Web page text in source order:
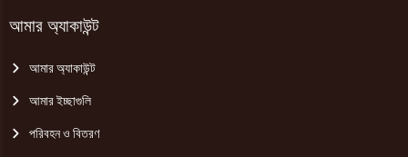
আমার অ্যাকাউন্ট
আমার অ্যাকাউন্ট
আমার ইচ্ছাগুলি
পরিবহন ও বিতরণ